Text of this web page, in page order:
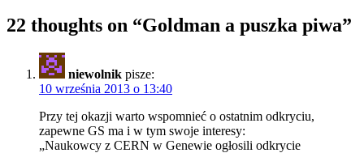
22 thoughts on “Goldman a puszka piwa”
niewolnik pisze:
10 września 2013 o 13:40
Przy tej okazji warto wspomnieć o ostatnim odkryciu,
zapewne GS ma i w tym swoje interesy:
„Naukowcy z CERN w Genewie ogłosili odkrycie